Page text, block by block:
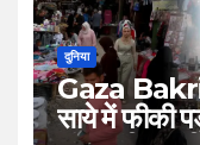
दुनिया
Gaza
साये में फीकी